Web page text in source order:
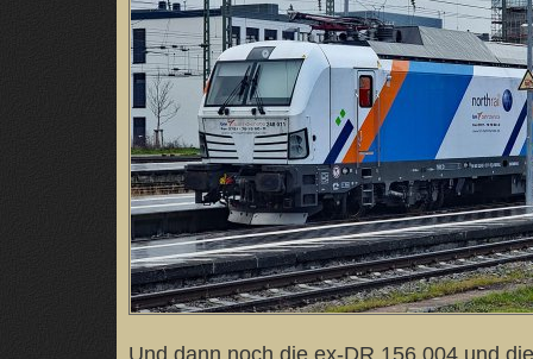
Und dann noch die ex-DR 156 004 und